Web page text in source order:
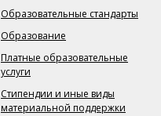
Образовательные стандарты
Образование
Платные образовательные
услуги
Стипендии и иные виды
материальной поддержки